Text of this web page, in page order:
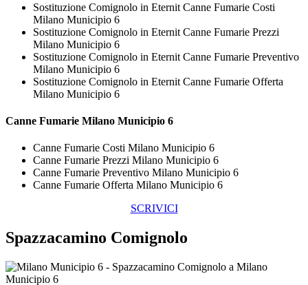
Sostituzione Comignolo in Eternit Canne Fumarie Costi
Milano Municipio 6
Sostituzione Comignolo in Eternit Canne Fumarie Prezzi
Milano Municipio 6
Sostituzione Comignolo in Eternit Canne Fumarie Preventivo
Milano Municipio 6
Sostituzione Comignolo in Eternit Canne Fumarie Offerta
Milano Municipio 6
Canne Fumarie Milano Municipio 6
Canne Fumarie Costi Milano Municipio 6
Canne Fumarie Prezzi Milano Municipio 6
Canne Fumarie Preventivo Milano Municipio 6
Canne Fumarie Offerta Milano Municipio 6
SCRIVICI
Spazzacamino Comignolo